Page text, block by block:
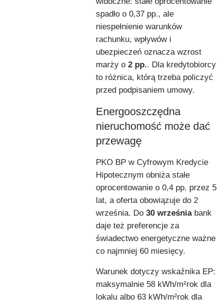
spadło o 0,37 pp., ale
niespełnienie warunków
rachunku, wpływów i
ubezpieczeń oznacza wzrost
marży o 2 pp.. Dla kredytobiorcy
to różnica, którą trzeba policzyć
przed podpisaniem umowy.
Energooszczędna
nieruchomość może dać
przewagę
PKO BP w Cyfrowym Kredycie
Hipotecznym obniża stałe
oprocentowanie o 0,4 pp. przez 5
lat, a oferta obowiązuje do 2
września. Do 30 wrześniabank
daje też preferencje za
świadectwo energetyczne ważne
co najmniej 60 miesięcy.
Warunek dotyczy wskaźnika EP:
maksymalnie 58 kWh/m²rok dla
lokalu albo 63 kWh/m²rok dla